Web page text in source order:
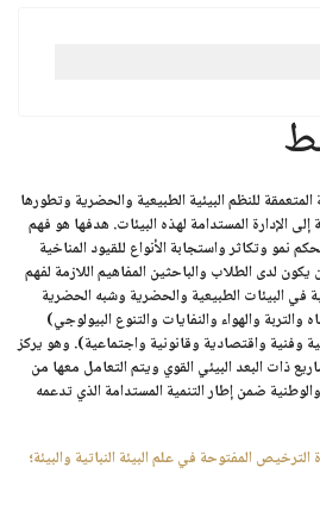
للنظم البيئية الطبيعية والحضرية وتطورها
إلى الإدارة المستدامة لهذه البيئات. هدفها هو فهم
نمو وتكاثر واستجابة الأنواع للقيود المناخية
لدى الطلاب والباحثين المفاهيم اللازمة لفهم
في البيئات الطبيعية والحضرية وشبه الحضرية
والتربة والهواء والنفايات والتنوع البيولوجي)
وفنية واقتصادية وقانونية واجتماعية). وهو يركز
ذات البعد البيئي القوي ويتم التعامل معها من
ضمن إطار التنمية المستدامة الذي تدعمه
المفتوحة في علم البيئة النباتية والبيئة؛